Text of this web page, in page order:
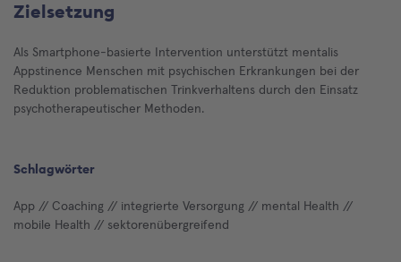
Zielsetzung
Als Smartphone-basierte Intervention unterstützt mentalis
Appstinence Menschen mit psychischen Erkrankungen bei der
Reduktion problematischen Trinkverhaltens durch den Einsatz
psychotherapeutischer Methoden.
Schlagwörter
App // Coaching // integrierte Versorgung // mental Health //
mobile Health // sektorenübergreifend